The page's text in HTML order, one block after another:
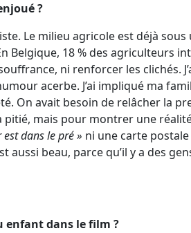
?
Le milieu agricole est déjà sous
Belgique, 18 % des agriculteurs
ni renforcer les clichés.
acerbe. J’ai impliqué ma
On avait besoin de relâcher la
pitié, mais pour montrer une
est dans le pré » ni une carte
aussi beau, parce qu’il y a des
enfant dans le film ?